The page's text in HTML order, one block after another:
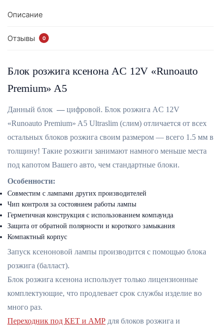
Описание
Отзывы 0
Блок розжига ксенона AC 12V «Runoauto
Premium» A5
Данный блок — цифровой. Блок розжига AC 12V
«Runoauto Premium» A5 Ultraslim (слим) отличается от всех
остальных блоков розжига своим размером — всего 1.5 мм в
толщину! Такие розжиги занимают намного меньше места
под капотом Вашего авто, чем стандартные блоки.
Особенности:
Совместим с лампами других производителей
Чип контроля за состоянием работы лампы
Герметичная конструкция с использованием компаунда
Защита от обратной полярности и короткого замыкания
Компактный корпус
Запуск ксеноновой лампы производится с помощью блока
розжига (балласт).
Блок розжига ксенона использует только лицензионные
комплектующие, что продлевает срок службы изделие во
много раз.
Переходник под КЕТ и АМР для блоков розжига и